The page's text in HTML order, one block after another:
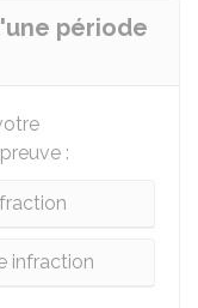
période
:
infraction